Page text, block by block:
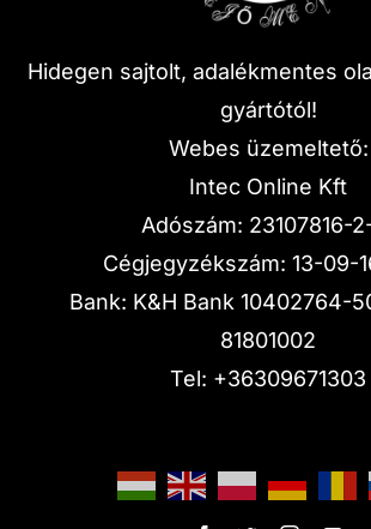
Hidegen sajtolt, adalékmentes
gyártótól!
Webes üzemeltető:
Intec Online Kft
Adószám: 23107816-
Cégjegyzékszám: 13-09-
Bank: K&H Bank 10402764-
81801002
Tel: +36309671303